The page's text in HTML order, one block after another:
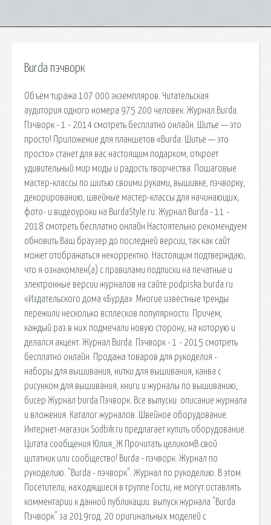
Burda пэчворк
Объем тиража 107 000 экземпляров. Читательская
аудитория одного номера 975 200 человек. Журнал Burda.
Пэчворк - 1 - 2014 смотреть бесплатно онлайн. Шитье — это
просто! Приложение для планшетов «Burda. Шитье — это
просто» станет для вас настоящим подарком, откроет
удивительный мир моды и радость творчества. Пошаговые
мастер-классы по шитью своими руками, вышивке, пэчворку,
декорированию, швейные мастер-классы для начинающих,
фото- и видеоуроки на BurdaStyle.ru. Журнал Burda - 11 -
2018 смотреть бесплатно онлайн Настоятельно рекомендуем
обновить Ваш браузер до последней версии, так как сайт
может отображаться некорректно. Настоящим подтверждаю,
что я ознакомлен(а) с правилами подписки на печатные и
электронные версии журналов на сайте podpiska.burda.ru
«Издательского дома «Бурда». Многие известные тренды
пережили несколько всплесков популярности. Причем,
каждый раз в них подмечали новую сторону, на которую и
делался акцент. Журнал Burda. Пэчворк - 1 - 2015 смотреть
бесплатно онлайн. Продажа товаров для рукоделия -
наборы для вышивания, нитки для вышивания, канва с
рисунком для вышивания, книги и журналы по вышиванию,
бисер Журнал burda Пэчворк. Все выпуски: описание журнала
и вложения. Каталог журналов. Швейное оборудование.
Интернет-магазин Sodbik.ru предлагает купить оборудование.
Цитата сообщения Юлия_Ж Прочитать целикомВ свой
цитатник или сообщество! Burda - пэчворк. Журнал по
рукоделию. "Burda - пэчворк". Журнал по рукоделию. В этом.
Посетители, находящиеся в группе Гости, не могут оставлять
комментарии к данной публикации. выпуск журнала "Burda
Пэчворк" за 2019год. 20 оригинальных моделей с